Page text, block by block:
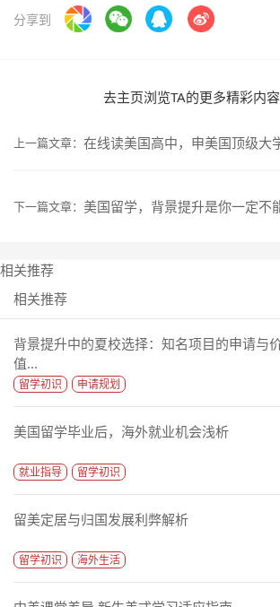
分享到
去主页浏览TA的更多精彩内
上一篇文章： 在线读美国高中，申美国顶级大
下一篇文章： 美国留学，背景提升是你一定不
相关推荐
相关推荐
背景提升中的夏校选择：知名项目的申请与
值...
留学初识 申请规划
美国留学毕业后，海外就业机会浅析
就业指导 留学初识
留美定居与归国发展利弊解析
留学初识 海外生活